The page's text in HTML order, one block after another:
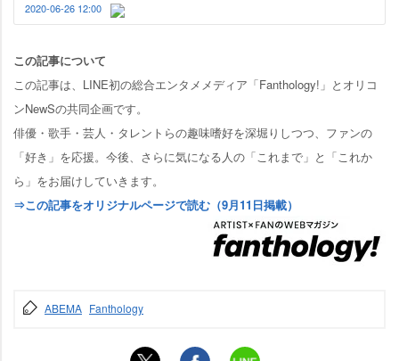
イルが誕生したのは、小室哲哉さんのひと言がきっかけでし
た。風に吹かれても、激しいダン…
2020-06-26 12:00
この記事について
この記事は、LINE初の総合エンタメメディア「Fanthology!」とオリコ
ンNewSの共同企画です。
俳優・歌手・芸人・タレントらの趣味嗜好を深堀りしつつ、ファンの
「好き」を応援。今後、さらに気になる人の「これまで」と「これか
ら」をお届けしていきます。
⇒この記事をオリジナルページで読む（9月11日掲載）
ABEMA Fanthology